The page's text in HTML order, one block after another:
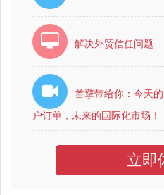
解决外贸信任问题
首擎带给你：今天
户订单，未来的国际化市场！
立即